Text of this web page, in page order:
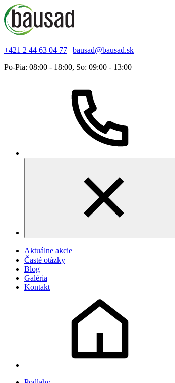
+421 2 44 63 04 77 | bausad@bausad.sk
Po-Pia: 08:00 - 18:00, So: 09:00 - 13:00
Aktuálne akcie
Časté otázky
Blog
Galéria
Kontakt